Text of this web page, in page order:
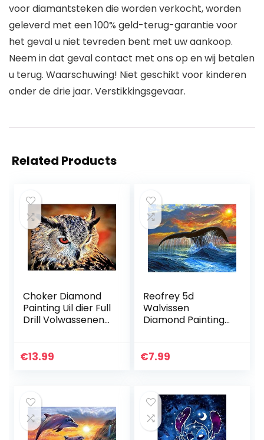
voor diamantsteken die worden verkocht, worden
geleverd met een 100% geld-terug-garantie voor
het geval u niet tevreden bent met uw aankoop.
Neem in dat geval contact met ons op en wij betalen
u terug. Waarschuwing! Niet geschikt voor kinderen
onder de drie jaar. Verstikkingsgevaar.
Related Products
Choker Diamond
Painting Uil dier Full
Drill Volwassenen
Art Beginners Kits,
€13.99
Reofrey 5d
Walvissen
Diamond Painting
DierenDiamant
€7.99